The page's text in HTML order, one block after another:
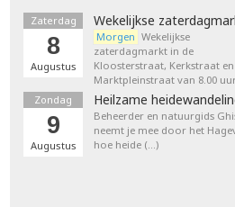
Zaterdag
8
Augustus
Wekelijkse
Morgen Wekelijkse
zaterdagmarkt in de
Kloosterstraat, Kerkstraat en
Marktpleinstraat van 8.00
Zondag
9
Augustus
Heilzame
Beheerder en natuurgids
neemt je mee door het
hoe heide (…)